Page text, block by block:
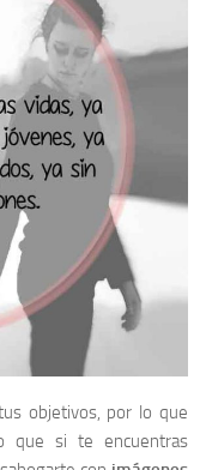
objetivos, por lo que
que si te encuentras